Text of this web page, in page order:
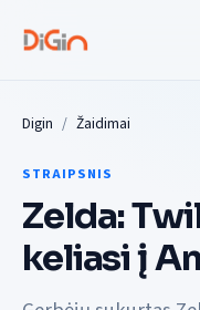
Digin Žaidimai
STRAIPSNIS
Zelda:
keliasi į